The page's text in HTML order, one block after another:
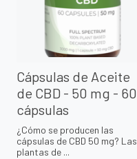
Cápsulas de Aceite
de CBD - 50 mg - 60
cápsulas
¿Cómo se producen las
cápsulas de CBD 50 mg? Las
plantas de ...